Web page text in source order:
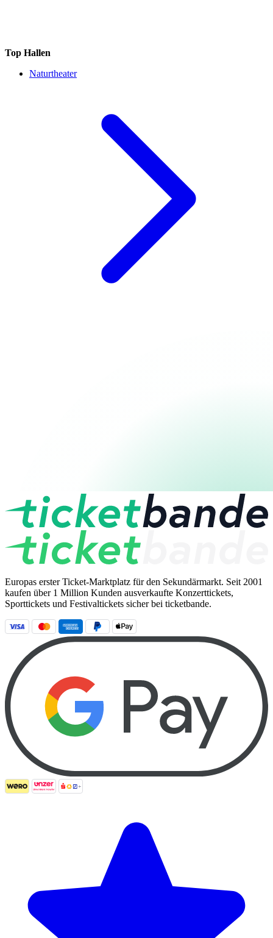
Top Hallen
Naturtheater
Europas erster Ticket-Marktplatz für den Sekundärmarkt. Seit 2001
kaufen über 1 Million Kunden ausverkaufte Konzerttickets,
Sporttickets und Festivaltickets sicher bei ticketbande.